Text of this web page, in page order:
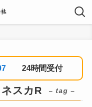
24時間受付
スカR – tag –